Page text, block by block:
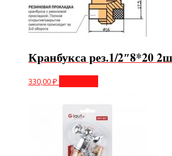
Кранбукса рез.1/2″8*20
330,00₽